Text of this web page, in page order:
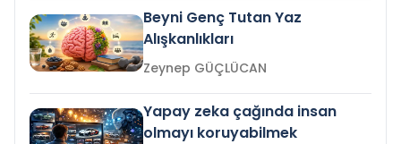
Beyni Genç Tutan Yaz
Alışkanlıkları
Zeynep GÜÇLÜCAN
Yapay zeka çağında insan
olmayı koruyabilmek